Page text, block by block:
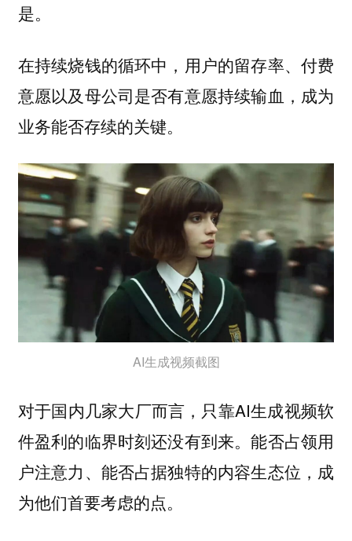
是。
在持续烧钱的循环中，用户的留存率、付费
意愿以及母公司是否有意愿持续输血，成为
业务能否存续的关键。
AI生成视频截图
对于国内几家大厂而言，只靠AI生成视频软
件盈利的临界时刻还没有到来。能否占领用
户注意力、能否占据独特的内容生态位，成
为他们首要考虑的点。